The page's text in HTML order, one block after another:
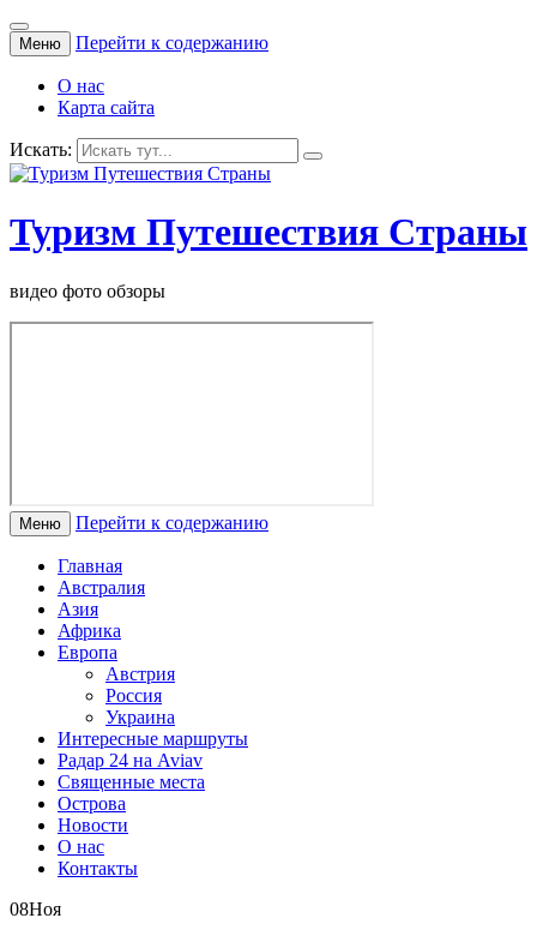
Меню Перейти к содержанию
О нас
Карта сайта
Искать:
Туризм Путешествия Страны
видео фото обзоры
Меню Перейти к содержанию
Главная
Австралия
Азия
Африка
Европа
Австрия
Россия
Украина
Интересные маршруты
Радар 24 на Aviav
Священные места
Острова
Новости
О нас
Контакты
08Ноя